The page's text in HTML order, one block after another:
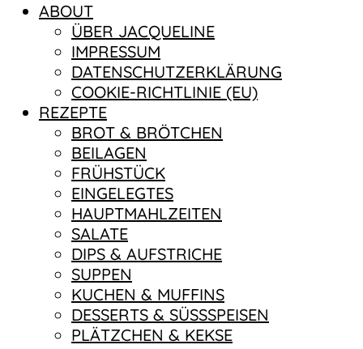
ABOUT
ÜBER JACQUELINE
IMPRESSUM
DATENSCHUTZERKLÄRUNG
COOKIE-RICHTLINIE (EU)
REZEPTE
BROT & BRÖTCHEN
BEILAGEN
FRÜHSTÜCK
EINGELEGTES
HAUPTMAHLZEITEN
SALATE
DIPS & AUFSTRICHE
SUPPEN
KUCHEN & MUFFINS
DESSERTS & SÜSSSPEISEN
PLÄTZCHEN & KEKSE